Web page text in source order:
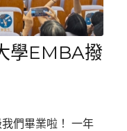
學EMBA撥
們畢業啦！ 一年